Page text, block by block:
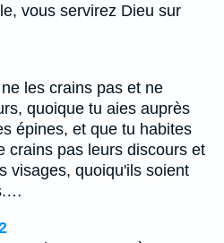
vous servirez Dieu sur
les crains pas et ne
quoique tu aies auprès
épines, et que tu habites
crains pas leurs discours et
visages, quoiqu'ils soient